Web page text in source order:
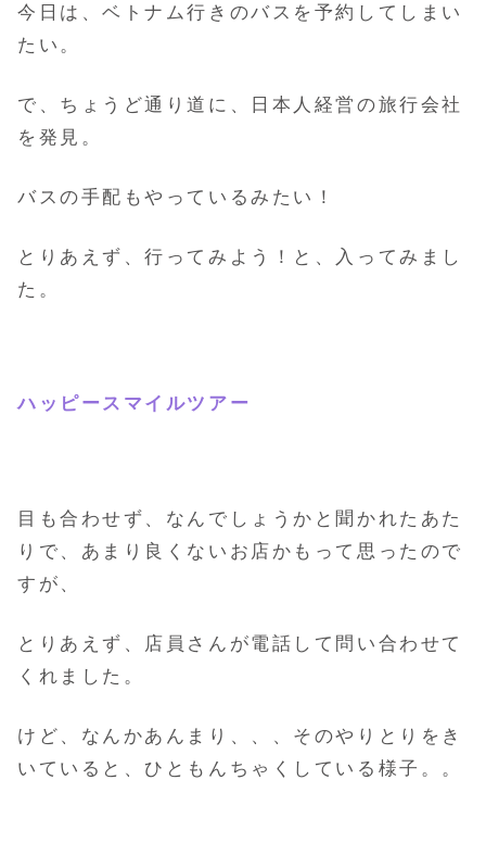
今日は、ベトナム行きのバスを予約してしまい
たい。
で、ちょうど通り道に、日本人経営の旅行会社
を発見。
バスの手配もやっているみたい！
とりあえず、行ってみよう！と、入ってみまし
た。
ハッピースマイルツアー
目も合わせず、なんでしょうかと聞かれたあた
りで、あまり良くないお店かもって思ったので
すが、
とりあえず、店員さんが電話して問い合わせて
くれました。
けど、なんかあんまり、、、そのやりとりをき
いていると、ひともんちゃくしている様子。。